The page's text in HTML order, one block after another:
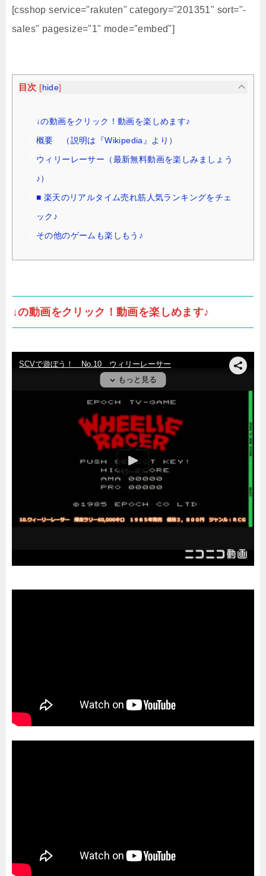
[csshop service="rakuten" category="201351" sort="-
sales" pagesize="1" mode="embed"]
目次 [ hide]
↓の動画をクリック！動画を楽しめます♪
概要 （説明は『Wikipedia』より）
ウィリーレーサー（最新無料動画を楽しみましょう
♪）
■ 楽天のリアルタイム売れ筋人気ランキングをチェ
ック♪
その他のゲームも楽しもう♪
↓の動画をクリック！動画を楽しめます♪